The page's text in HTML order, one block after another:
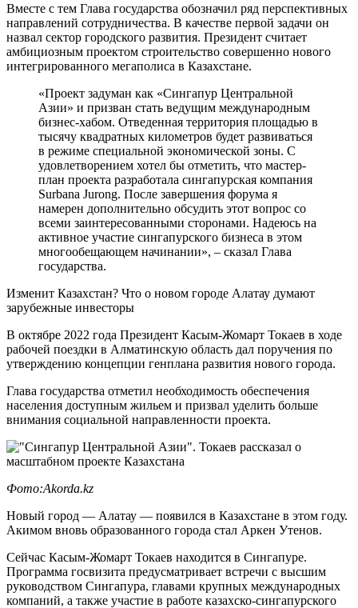
Вместе с тем Глава государства обозначил ряд перспективных
направлений сотрудничества. В качестве первой задачи он
назвал сектор городского развития. Президент считает
амбициозным проектом строительство совершенно нового
интегрированного мегаполиса в Казахстане.
«Проект задуман как «Сингапур Центральной
Азии» и призван стать ведущим международным
бизнес-хабом. Отведенная территория площадью в
тысячу квадратных километров будет развиваться
в режиме специальной экономической зоны. С
удовлетворением хотел бы отметить, что мастер-
план проекта разработала сингапурская компания
Surbana Jurong. После завершения форума я
намерен дополнительно обсудить этот вопрос со
всеми заинтересованными сторонами. Надеюсь на
активное участие сингапурского бизнеса в этом
многообещающем начинании», – сказал Глава
государства.
Изменит Казахстан? Что о новом городе Алатау думают
зарубежные инвесторы
В октябре 2022 года Президент Касым-Жомарт Токаев в ходе
рабочей поездки в Алматинскую область дал поручения по
утверждению концепции генплана развития нового города.
Глава государства отметил необходимость обеспечения
населения доступным жильем и призвал уделить больше
внимания социальной направленности проекта.
Фото:Akorda.kz
Новый город — Алатау — появился в Казахстане в этом году.
Акимом вновь образованного города стал Аркен Утенов.
Сейчас Касым-Жомарт Токаев находится в Сингапуре.
Программа госвизита предусматривает встречи с высшим
руководством Сингапура, главами крупных международных
компаний, а также участие в работе казахско-сингапурского